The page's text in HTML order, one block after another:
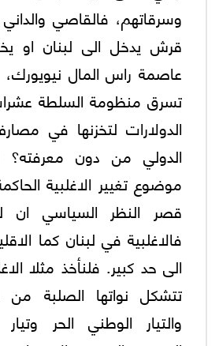
وسرقاتهم، فالقاصي
قرش يدخل الى لبنان او
عاصمة راس المال
تسرق منظومة السلطة
الدولارات لتخزنها في
الدولي من دون معرفته؟
موضوع تغيير الاغلبية
قصر النظر السياسي ان
فالاغلبية في لبنان كما
الى حد كبير. فلنأخذ مثلا
تتشكل نواتها الصلبة من
والتيار الوطني الحر